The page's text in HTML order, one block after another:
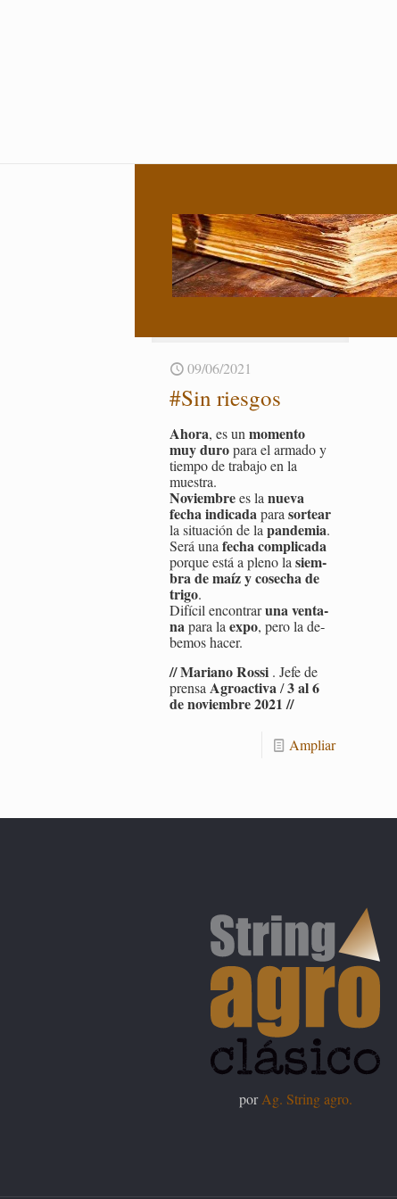
09/06/2021
#Sin ries­gos
Ahora, es unmo­men­to
muy duropara el ar­ma­do y
tiem­po de tra­ba­jo en la
mues­tra.
No­viem­brees lanueva
fecha in­di­ca­daparasor­tear
la si­tua­ción de lapan­de­mia.
Será unafecha com­pli­ca­da
por­que está a pleno lasiem­
bra de maíz y co­se­cha de
trigo.
Di­fí­cil en­con­traruna ven­ta­
napara laexpo, pero la de­
be­mos hacer.
// Ma­riano Rossi . Jefe de
pren­saAgroac­ti­va/3 al 6
de no­viem­bre 2021 //
Am­pliar
porAg. String agro.